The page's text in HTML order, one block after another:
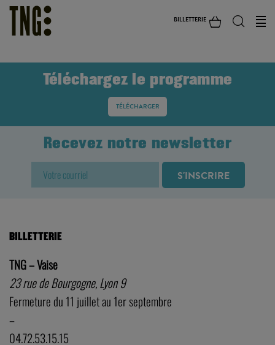
BILLETTERIE
Téléchargez le programme
TÉLÉCHARGER
Recevez notre newsletter
BILLETTERIE
TNG – Vaise
23 rue de Bourgogne, Lyon 9
Fermeture du 11 juillet au 1er septembre
–
04.72.53.15.15